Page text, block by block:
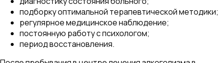
подборку оптимальной терапевтической методики;
регулярное медицинское наблюдение;
постоянную работу с психологом;
период восстановления.